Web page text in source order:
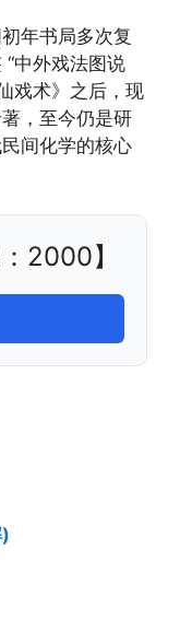
年书局多次复
中外戏法图说
戏术》之后，现
，至今仍是研
间化学的核心
2000】